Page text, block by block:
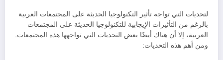
لتحديات التي تواجه تأثير التكنولوجيا الحديثة على المجتمعات العربية
بالرغم من التأثيرات الإيجابية للتكنولوجيا الحديثة على المجتمعات
العربية، إلا أن هناك أيضًا بعض التحديات التي تواجهها هذه المجتمعات.
ومن أهم هذه التحديات: